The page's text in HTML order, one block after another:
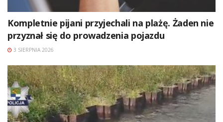
Kompletnie pijani przyjechali na plażę. Żaden nie
przyznał się do prowadzenia pojazdu
3 SIERPNIA 2026